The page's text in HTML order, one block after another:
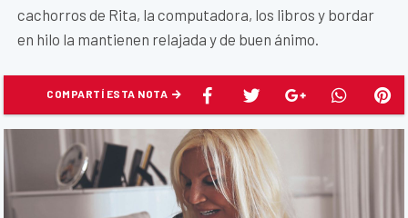
cachorros de Rita, la computadora, los libros y bordar
en hilo la mantienen relajada y de buen ánimo.
COMPARTÍ ESTA NOTA